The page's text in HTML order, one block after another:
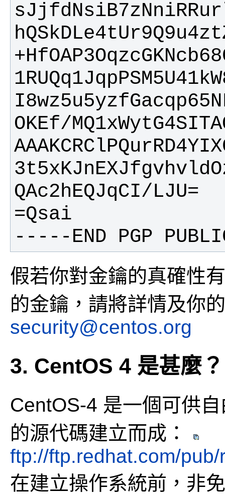
OKEf/
-----END PGP
假若你對金鑰的真確性
的金鑰，請將詳情及你
security@centos.org
3. CentOS 4 是甚麼？
CentOS-4 是一個可供
的源代碼建立而成：
ftp://ftp.redhat.com/
在建立操作系統前，非